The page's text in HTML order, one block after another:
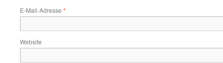
E-Mail-Adresse *
Website